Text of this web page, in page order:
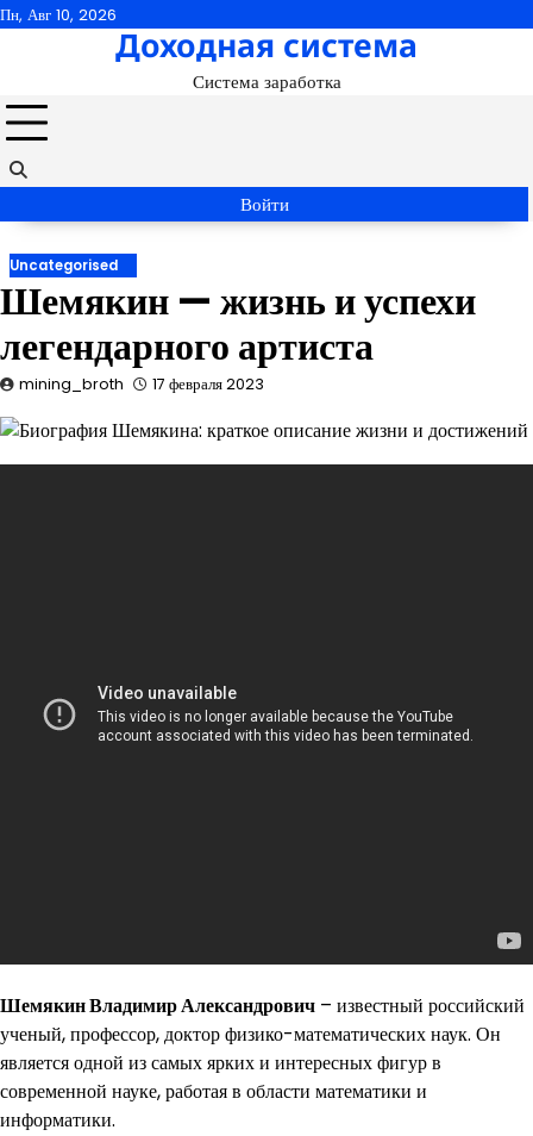
Перейти
Пн, Авг 10, 2026
Доходная система
Система заработка
Войти
Uncategorised
Шемякин — жизнь и успехи
легендарного артиста
mining_broth 17 февраля 2023
Шемякин Владимир Александрович – известный российский
ученый, профессор, доктор физико-математических наук. Он
является одной из самых ярких и интересных фигур в
современной науке, работая в области математики и
информатики.